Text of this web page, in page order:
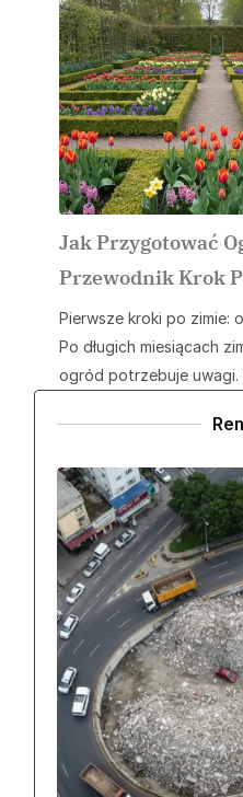
Jak Przygotować
Przewodnik Krok
Pierwsze kroki po zimie:
Po długich miesiącach
ogród potrzebuje uwagi.